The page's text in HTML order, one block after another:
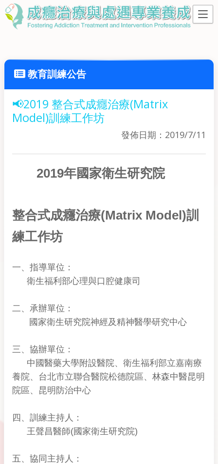
教育訓練公告
📢2019 整合式成癮治療(Matrix
Model)訓練工作坊
發佈日期：2019/7/11
2019年國家衛生研究院
整合式成癮治療(Matrix Model)訓
練工作坊
一、指導單位：
衛生福利部心理與口腔健康司
二、承辦單位：
國家衛生研究院神經及精神醫學研究中心
三、協辦單位：
中國醫藥大學附設醫院、 衛生福利部立嘉南療
養院、 台北市立聯合醫院松德院區、林森中醫昆明
院區、昆明防治中心
四、訓練主持人：
王聲昌醫師(國家衛生研究院)
五、協同主持人：